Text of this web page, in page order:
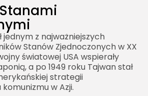
jednym z najważniejszych
Stanów Zjednoczonych w XX
światowej USA wspierały
a po 1949 roku Tajwan stał
strategii
w Azji.